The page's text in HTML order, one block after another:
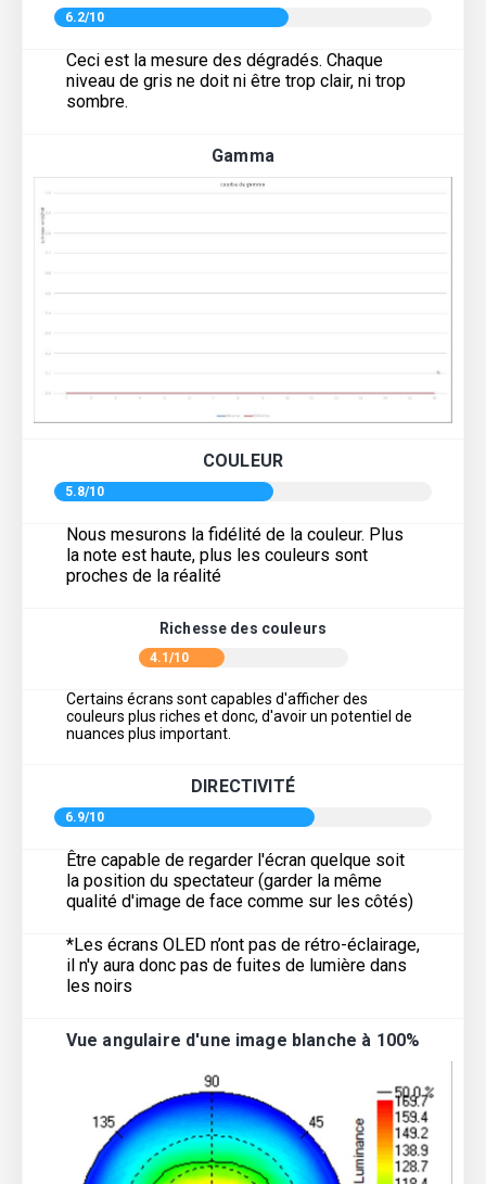
6.2/10
Ceci est la mesure des dégradés. Chaque
niveau de gris ne doit ni être trop clair, ni trop
sombre.
Gamma
COULEUR
5.8/10
Nous mesurons la fidélité de la couleur. Plus
la note est haute, plus les couleurs sont
proches de la réalité
Richesse des couleurs
4.1/10
Certains écrans sont capables d'afficher des
couleurs plus riches et donc, d'avoir un potentiel de
nuances plus important.
DIRECTIVITÉ
6.9/10
Être capable de regarder l'écran quelque soit
la position du spectateur (garder la même
qualité d'image de face comme sur les côtés)
*Les écrans OLED n’ont pas de rétro-éclairage,
il n'y aura donc pas de fuites de lumière dans
les noirs
Vue angulaire d'une image blanche à 100%